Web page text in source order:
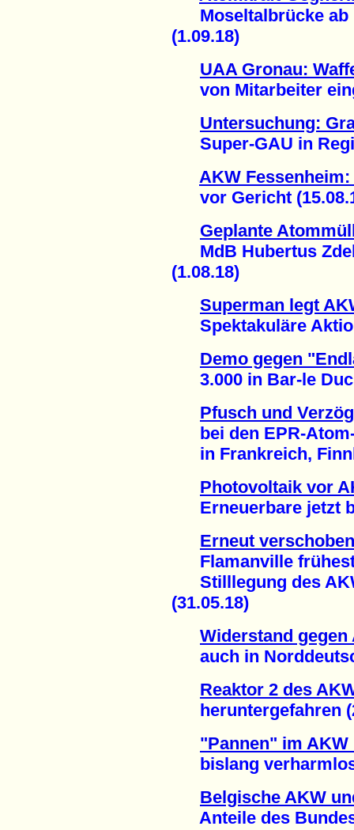
Moseltalbrücke ab
(1.09.18)
UAA Gronau:
von Mitarbeiter
Untersuchung:
Super-GAU in
AKW
vor Gericht
Geplante
MdB Hubertus
(1.08.18)
Superman legt
Spektakuläre
Demo gegen
3.000 in Bar-le Duc
Pfusch und
bei den EPR-
in Frankreich,
Photovoltaik vor
Erneuerbare jetzt
Erneut
Flamanville
Stilllegung des
(31.05.18)
Widerstand
auch in
Reaktor 2 des
heruntergefahren
"Pannen" im AKW
bislang
Belgische AKW
Anteile des Bundes